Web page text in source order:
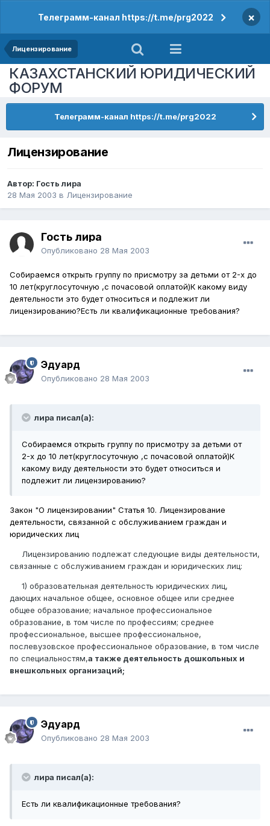
Телеграмм-канал https://t.me/prg2022 ×
Лицензирование
КАЗАХСТАНСКИЙ ЮРИДИЧЕСКИЙ
ФОРУМ
Телеграмм-канал https://t.me/prg2022
Лицензирование
Автор: Гость лира
28 Мая 2003 в Лицензирование
Гость лира
Опубликовано 28 Мая 2003
Собираемся открыть группу по присмотру за детьми от 2-х до
10 лет(круглосуточную ,с почасовой оплатой)К какому виду
деятельности это будет относиться и подлежит ли
лицензированию?Есть ли квалификационные требования?
Эдуард
Опубликовано 28 Мая 2003
лира писал(а):
Собираемся открыть группу по присмотру за детьми от
2-х до 10 лет(круглосуточную ,с почасовой оплатой)К
какому виду деятельности это будет относиться и
подлежит ли лицензированию?
Закон "О лицензировании" Статья 10. Лицензирование
деятельности, связанной с обслуживанием граждан и
юридических лиц
Лицензированию подлежат следующие виды деятельности,
связанные с обслуживанием граждан и юридических лиц:
1) образовательная деятельность юридических лиц,
дающих начальное общее, основное общее или среднее
общее образование; начальное профессиональное
образование, в том числе по профессиям; среднее
профессиональное, высшее профессиональное,
послевузовское профессиональное образование, в том числе
по специальностям,а также деятельность дошкольных и
внешкольных организаций;
Эдуард
Опубликовано 28 Мая 2003
лира писал(а):
Есть ли квалификационные требования?